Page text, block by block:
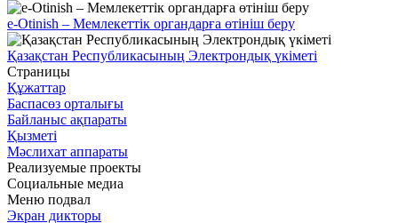
e-Otinish – Мемлекеттік органдарға өтініш беру
Қазақстан Республикасының Электрондық үкіметі
Страницы
Құжаттар
Баспасөз орталығы
Байланыс ақпараты
Қызметі
Мәслихат аппараты
Реализуемые проекты
Социальные медиа
Меню подвал
Экран дикторы